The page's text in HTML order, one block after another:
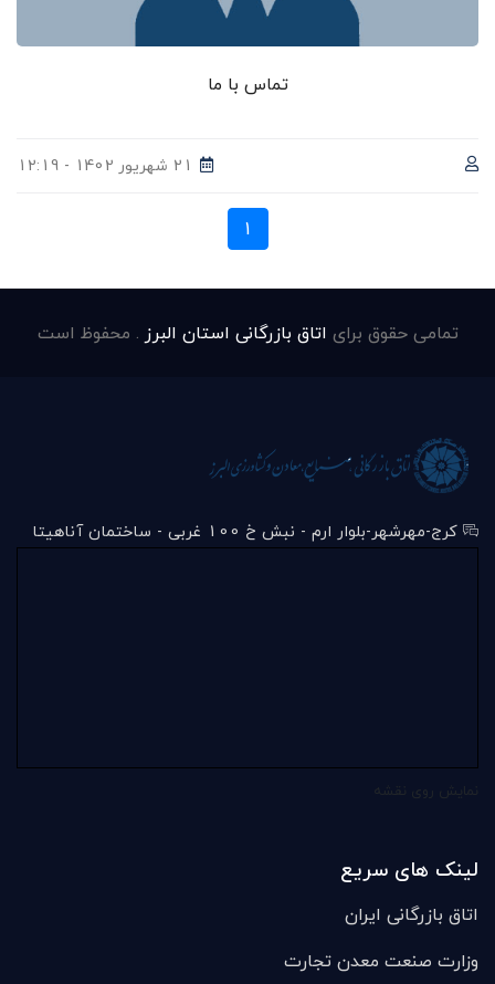
تماس با ما
21 شهریور 1402 - 12:19
1
تمامی حقوق برای اتاق بازرگانی استان البرز . محفوظ است
کرج-مهرشهر-بلوار ارم - نبش خ 100 غربی - ساختمان آناهیتا
لینک های سریع
اتاق بازرگانی ایران
وزارت صنعت معدن تجارت